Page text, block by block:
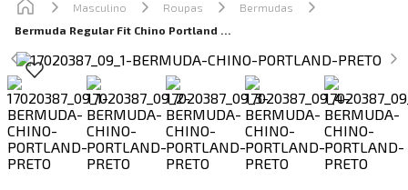
Masculino Roupas
Bermudas
Bermuda Regular Fit Chino Portland Preto John John Masculina